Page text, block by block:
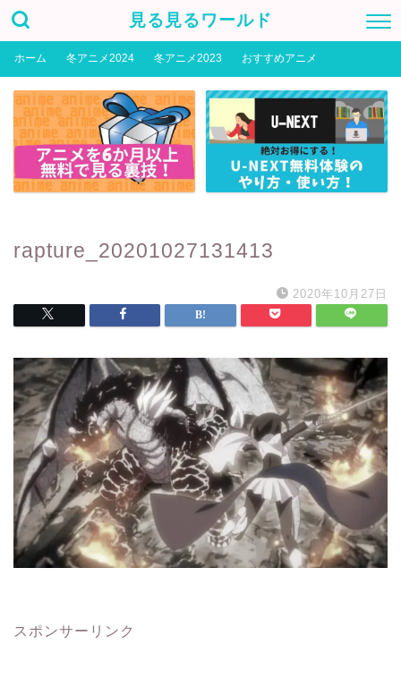
見る見るワールド
ホーム 冬アニメ2024 冬アニメ2023 おすすめアニメ
rapture_20201027131413
2020年10月27日
スポンサーリンク